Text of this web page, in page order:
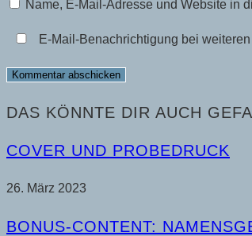
Benutzernamen
zum
ein
Mail-
Adresse
Kommentieren
Website-
URL
(optional)
Name, E-Mail-Adresse und Website in
E-Mail-Benachrichtigung bei
DAS KÖNNTE DIR AUCH
COVER UND PROBEDRUCK
26. März 2023
BONUS-CONTENT: